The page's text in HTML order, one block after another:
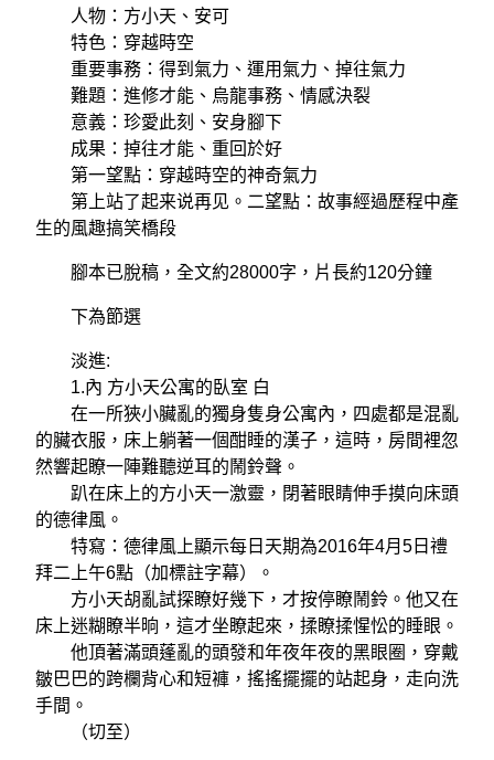
人物：方小天、安可
特色：穿越時空
重要事務：得到氣力、運用氣力、掉往氣力
難題：進修才能、烏龍事務、情感決裂
意義：珍愛此刻、安身腳下
成果：掉往才能、重回於好
第一望點：穿越時空的神奇氣力
第上站了起来说再见。二望點：故事經過歷程中產
生的風趣搞笑橋段
腳本已脫稿，全文約28000字，片長約120分鐘
下為節選
淡進:
1.內 方小天公寓的臥室 白
在一所狹小臟亂的獨身隻身公寓內，四處都是混亂
的臟衣服，床上躺著一個酣睡的漢子，這時，房間裡忽
然響起瞭一陣難聽逆耳的鬧鈴聲。
趴在床上的方小天一激靈，閉著眼睛伸手摸向床頭
的德律風。
特寫：德律風上顯示每日天期為2016年4月5日禮
拜二上午6點（加標註字幕）。
方小天胡亂試探瞭好幾下，才按停瞭鬧鈴。他又在
床上迷糊瞭半晌，這才坐瞭起來，揉瞭揉惺忪的睡眼。
他頂著滿頭蓬亂的頭發和年夜年夜的黑眼圈，穿戴
皺巴巴的跨欄背心和短褲，搖搖擺擺的站起身，走向洗
手間。
（切至）